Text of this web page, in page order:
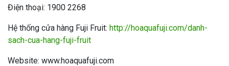
Điện thoại: 1900 2268
Hệ thống cửa hàng Fuji Fruit: http://hoaquafuji.com/danh-
sach-cua-hang-fuji-fruit
Website: www.hoaquafuji.com